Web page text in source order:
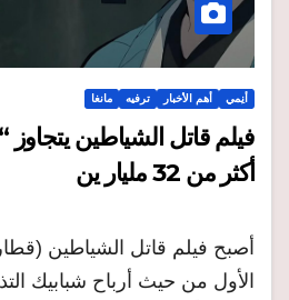
أنِمي أهم الأخبار ترفيه مانغا
فيلم قاتل الشياطين
أكثر من 32 مليار ين
أصبح فيلم قاتل الشياطين (قطار
الأول من حيث أرباح شبابيك